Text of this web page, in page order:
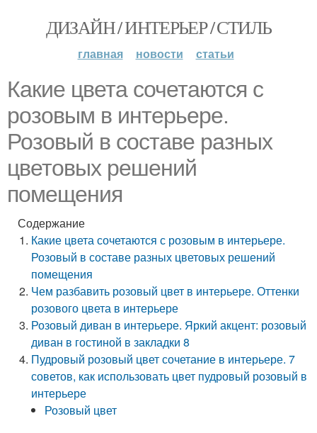
ДИЗАЙН / ИНТЕРЬЕР / СТИЛЬ
главная новости статьи
Какие цвета сочетаются с
розовым в интерьере.
Розовый в составе разных
цветовых решений
помещения
Содержание
Какие цвета сочетаются с розовым в интерьере.
Розовый в составе разных цветовых решений
помещения
Чем разбавить розовый цвет в интерьере. Оттенки
розового цвета в интерьере
Розовый диван в интерьере. Яркий акцент: розовый
диван в гостиной в закладки 8
Пудровый розовый цвет сочетание в интерьере. 7
советов, как использовать цвет пудровый розовый в
интерьере
Розовый цвет